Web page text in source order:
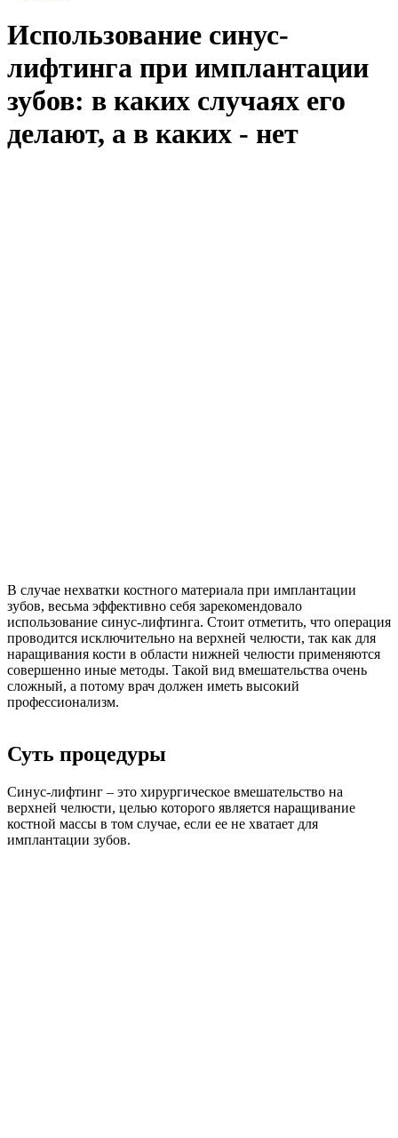
Использование синус-
лифтинга при имплантации
зубов: в каких случаях его
делают, а в каких - нет
В случае нехватки костного материала при имплантации
зубов, весьма эффективно себя зарекомендовало
использование синус-лифтинга. Стоит отметить, что операция
проводится исключительно на верхней челюсти, так как для
наращивания кости в области нижней челюсти применяются
совершенно иные методы. Такой вид вмешательства очень
сложный, а потому врач должен иметь высокий
профессионализм.
Суть процедуры
Синус-лифтинг – это хирургическое вмешательство на
верхней челюсти, целью которого является наращивание
костной массы в том случае, если ее не хватает для
имплантации зубов.